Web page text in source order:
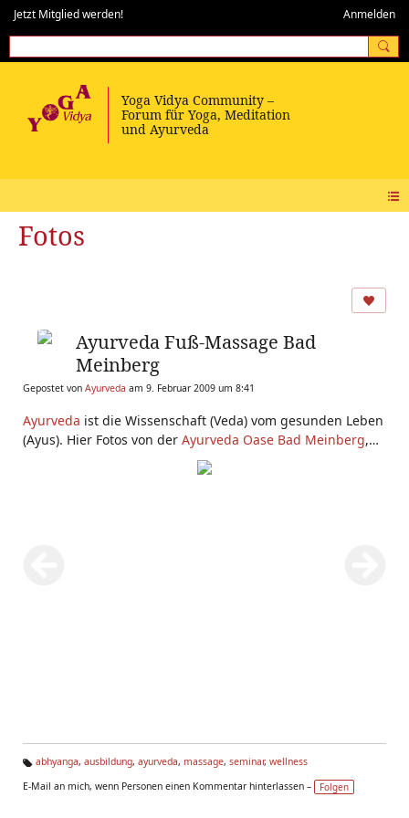
Jetzt Mitglied werden! Anmelden
Fotos
Ayurveda Fuß-Massage Bad
Meinberg
Gepostet von Ayurveda am 9. Februar 2009 um 8:41
Ayurveda ist die Wissenschaft (Veda) vom gesunden Leben
(Ayus). Hier Fotos von der Ayurveda Oase Bad Meinberg,
Ayurveda Massage Ausbildung
g
abhyanga, ausbildung, ayurveda, massage, seminar, wellness
E-Mail an mich, wenn Personen einen Kommentar hinterlassen –
Folgen